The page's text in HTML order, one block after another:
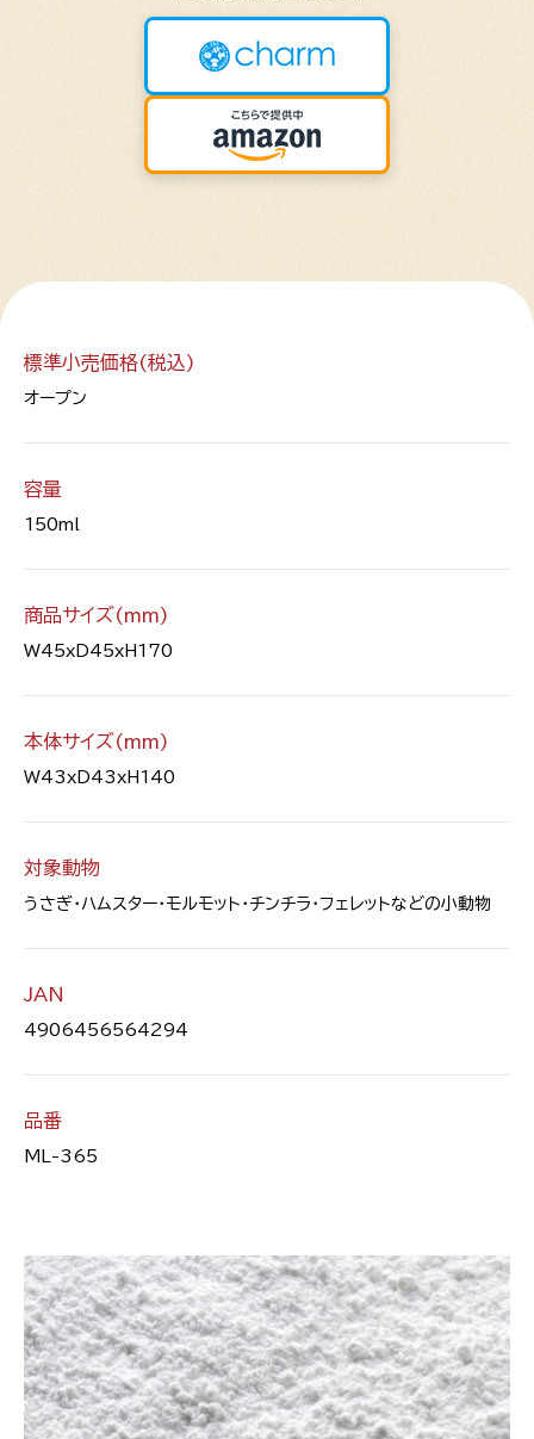
標準小売価格(税込)
オープン
容量
150ml
商品サイズ(mm)
W45xD45xH170
本体サイズ(mm)
W43xD43xH140
対象動物
うさぎ・ハムスター・モルモット・チンチラ・フェレットなどの小動物
JAN
4906456564294
品番
ML-365